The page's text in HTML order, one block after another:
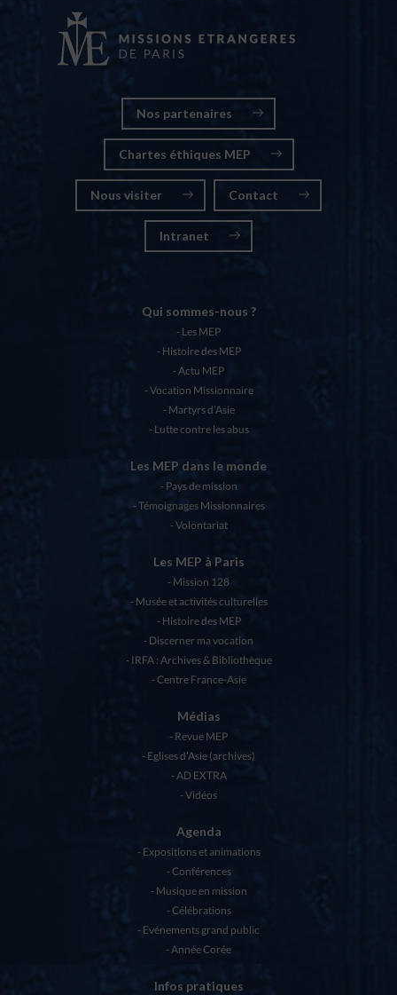
Nos partenaires
Chartes éthiques MEP
Nous visiter Contact
Intranet
Qui sommes-nous ?
Les MEP
Histoire des MEP
Actu MEP
Vocation Missionnaire
Martyrs d’Asie
Lutte contre les abus
Les MEP dans le monde
Pays de mission
Témoignages Missionnaires
Volontariat
Les MEP à Paris
Mission 128
Musée et activités culturelles
Histoire des MEP
Discerner ma vocation
IRFA : Archives & Bibliothèque
Centre France-Asie
Médias
Revue MEP
Eglises d’Asie (archives)
AD EXTRA
Vidéos
Agenda
Expositions et animations
Conférences
Musique en mission
Célébrations
Evénements grand public
Année Corée
Infos pratiques